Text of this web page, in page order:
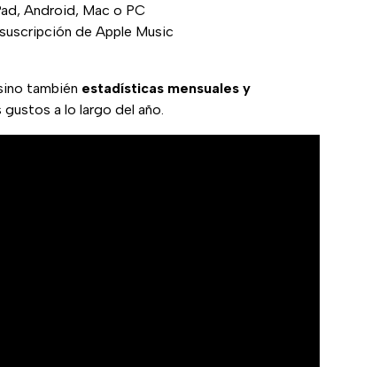
Android, Mac o PC
de Apple Music
también estadísticas mensuales y
a lo largo del año.